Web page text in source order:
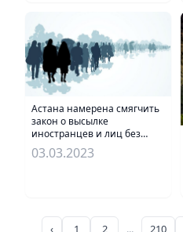
Астана намерена смягчить
закон о высылке
иностранцев и лиц без
гражданства
03.03.2023
‹ 1 2 ... 210